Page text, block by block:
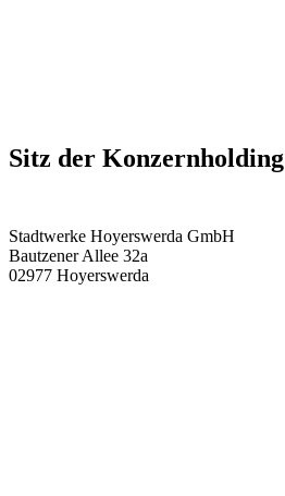
Sitz der Konzernholding
Stadtwerke Hoyerswerda GmbH
Bautzener Allee 32a
02977 Hoyerswerda